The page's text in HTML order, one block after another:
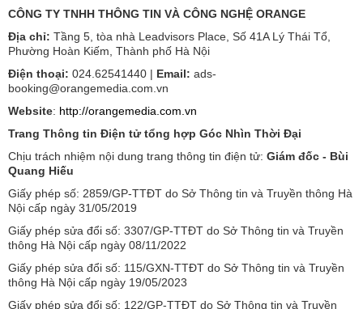
CÔNG TY TNHH THÔNG TIN VÀ CÔNG NGHỆ ORANGE
Địa chỉ: Tầng 5, tòa nhà Leadvisors Place, Số 41A Lý Thái Tổ,
Phường Hoàn Kiếm, Thành phố Hà Nội
Điện thoại: 024.62541440 | Email: ads-
booking@orangemedia.com.vn
Website: http://orangemedia.com.vn
Trang Thông tin Điện tử tổng hợp Góc Nhìn Thời Đại
Chịu trách nhiệm nội dung trang thông tin điện tử: Giám đốc - Bùi
Quang Hiếu
Giấy phép số: 2859/GP-TTĐT do Sở Thông tin và Truyền thông Hà
Nội cấp ngày 31/05/2019
Giấy phép sửa đổi số: 3307/GP-TTĐT do Sở Thông tin và Truyền
thông Hà Nội cấp ngày 08/11/2022
Giấy phép sửa đổi số: 115/GXN-TTĐT do Sở Thông tin và Truyền
thông Hà Nội cấp ngày 19/05/2023
Giấy phép sửa đổi số: 122/GP-TTĐT do Sở Thông tin và Truyền